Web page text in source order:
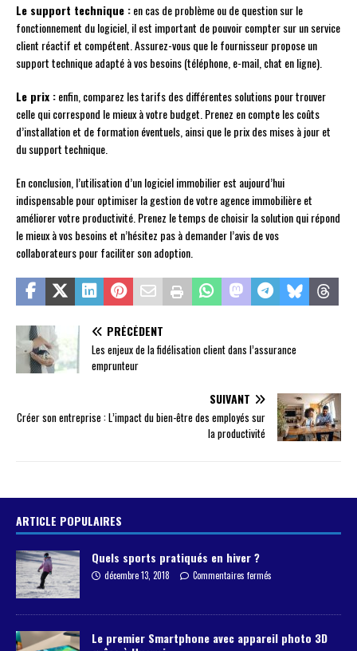
Le support technique :en cas de problème ou de question sur le
fonctionnement du logiciel, il est important de pouvoir compter sur un service
client réactif et compétent. Assurez-vous que le fournisseur propose un
support technique adapté à vos besoins (téléphone, e-mail, chat en ligne).
Le prix :enfin, comparez les tarifs des différentes solutions pour trouver
celle qui correspond le mieux à votre budget. Prenez en compte les coûts
d’installation et de formation éventuels, ainsi que le prix des mises à jour et
du support technique.
En conclusion, l’utilisation d’un logiciel immobilier est aujourd’hui
indispensable pour optimiser la gestion de votre agence immobilière et
améliorer votre productivité. Prenez le temps de choisir la solution qui répond
le mieux à vos besoins et n’hésitez pas à demander l’avis de vos
collaborateurs pour faciliter son adoption.
PRÉCÉDENT
Les enjeux de la fidélisation client dans l’assurance
emprunteur
SUIVANT
Créer son entreprise : L’impact du bien-être des employés sur
la productivité
ARTICLE POPULAIRES
Quels sports pratiqués en hiver ?
décembre 13, 2018 Commentaires fermés
Le premier Smartphone avec appareil photo 3D